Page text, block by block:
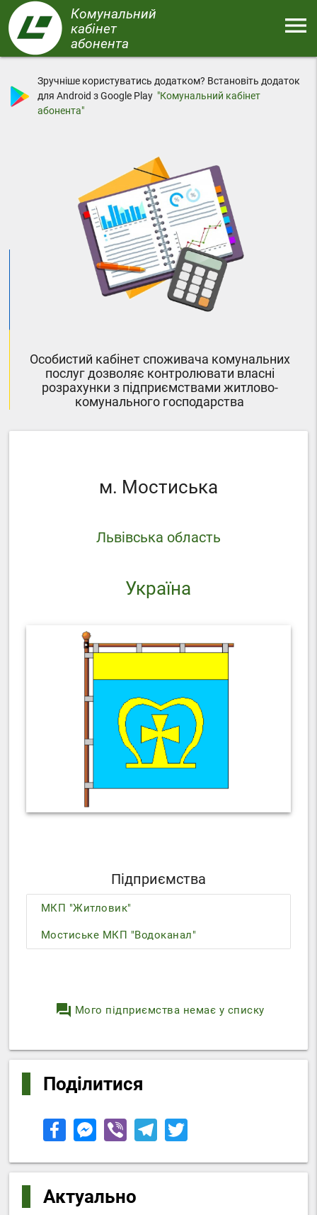
Перейти
до
основного
вмісту
Комунальний
кабінет
абонента
menu
Зручніше користуватись додатком? Встановіть додаток
для Android з Google Play "Комунальний кабінет
абонента"
Особистий кабінет споживача комунальних
послуг дозволяє контролювати власні
розрахунки з підприємствами житлово-
комунального господарства
м. Мостиська
Львівська область
Україна
Підприємства
МКП "Житловик"
Мостиське МКП "Водоканал"
question_answer Мого підприємства немає у списку
Поділитися
Актуально